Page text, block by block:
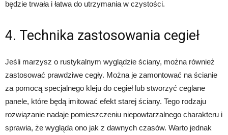
będzie trwała i łatwa do utrzymania w czystości.
4. Technika zastosowania cegieł
Jeśli marzysz o rustykalnym wyglądzie ściany, można również
zastosować prawdziwe cegły. Można je zamontować na ścianie
za pomocą specjalnego kleju do cegieł lub stworzyć ceglane
panele, które będą imitować efekt starej ściany. Tego rodzaju
rozwiązanie nadaje pomieszczeniu niepowtarzalnego charakteru i
sprawia, że wygląda ono jak z dawnych czasów. Warto jednak